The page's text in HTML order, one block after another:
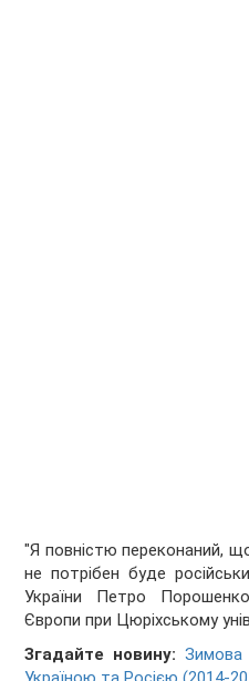
"Я повністю переконаний,
не потрібен буде
України Петро
Європи при Цюріхському
Згадайте новину: Зимова